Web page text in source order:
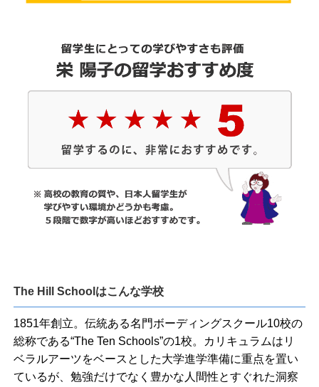
The Hill Schoolはこんな学校
1851年創立。伝統ある名門ボーディングスクール10校の
総称である“The Ten Schools”の1校。カリキュラムはリ
ベラルアーツをベースとした大学進学準備に重点を置い
ているが、勉強だけでなく豊かな人間性とすぐれた洞察